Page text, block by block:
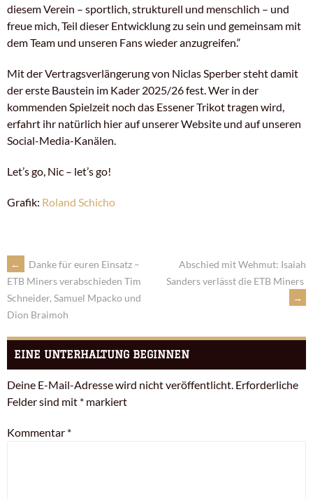
diesem Verein – sportlich, strukturell und menschlich – und
freue mich, Teil dieser Entwicklung zu sein und gemeinsam mit
dem Team und unseren Fans wieder anzugreifen.“
Mit der Vertragsverlängerung von Niclas Sperber steht damit
der erste Baustein im Kader 2025/26 fest. Wer in der
kommenden Spielzeit noch das Essener Trikot tragen wird,
erfahrt ihr natürlich hier auf unserer Website und auf unseren
Social-Media-Kanälen.
Let’s go, Nic – let’s go!
Grafik: Roland Schicho
←
Danke für euren Einsatz –
ETB Miners verabschieden Tim
Schneider, Samuel Mpacko und
Dion Braimoh
Abschied mit Wehmut: Isaiah
Sanders verlässt die ETB Miners
→
EINE UNTERHALTUNG BEGINNEN
Deine E-Mail-Adresse wird nicht veröffentlicht. Erforderliche
Felder sind mit * markiert
Kommentar *